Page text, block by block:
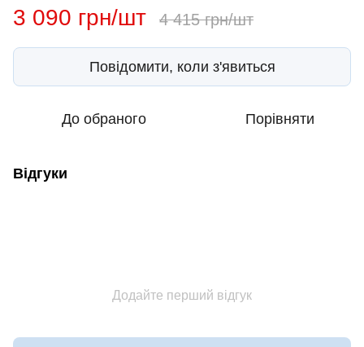
3 090 грн/шт 4 415 грн/шт
Повідомити, коли з'явиться
До обраного Порівняти
Відгуки
Додайте перший відгук